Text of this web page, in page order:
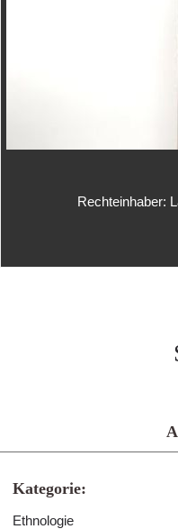
Rechteinhaber:
Kategorie:
Ethnologie